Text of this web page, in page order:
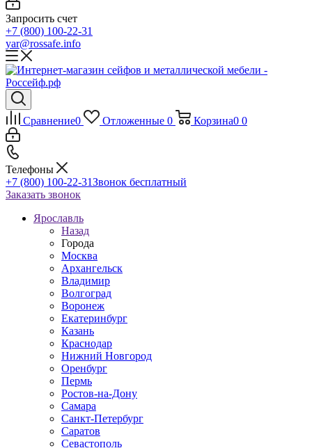
Запросить счет
+7 (800) 100-22-31
yar@rossafe.info
Сравнение0 Отложенные 0 Корзина0 0
Телефоны
+7 (800) 100-22-31Звонок бесплатный
Заказать звонок
Ярославль
Назад
Города
Москва
Архангельск
Владимир
Волгоград
Воронеж
Екатеринбург
Казань
Краснодар
Нижний Новгород
Оренбург
Пермь
Ростов-на-Дону
Самара
Санкт-Петербург
Саратов
Севастополь